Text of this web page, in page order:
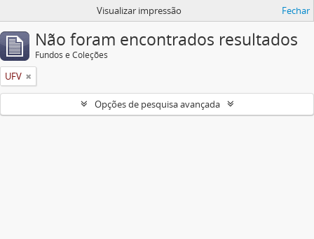
Visualizar impressão Fechar
Não foram encontrados resultados
Fundos e Coleções
UFV
Opções de pesquisa avançada